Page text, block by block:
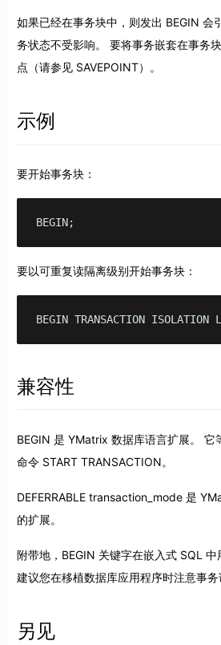
如果已经在事务块中，则发出 BEGIN 会
务状态不受影响。 要将事务嵌套在事务
点（请参见 SAVEPOINT）。
示例
要开始事务块：
BEGIN;
要以可重复读隔离级别开始事务块：
BEGIN TRANSACTION ISOLATION
兼容性
BEGIN 是 YMatrix 数据库语言扩展。 它
命令 START TRANSACTION。
DEFERRABLE transaction_mode 是
的扩展。
附带地，BEGIN 关键字在嵌入式 SQL 中
建议您在移植数据库应用程序时注意事务
另见